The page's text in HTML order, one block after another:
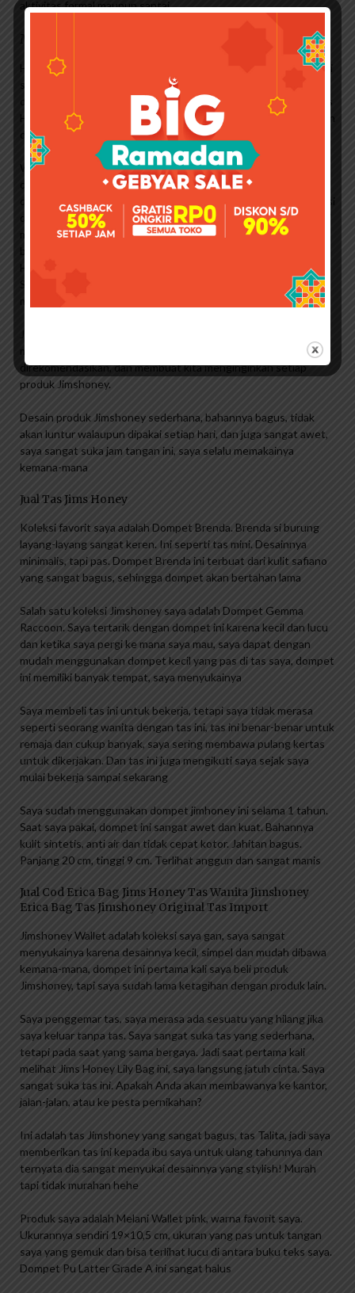
aktivitas formal maupun santai.
Hingga saat ini distribusi Jims Honey telah berkembang pesat di
seluruh Indonesia, dengan lebih dari 50.000 pengecer online
dari Sabang hingga Merauke. Perkembangan ini menjadikan Jims
Honey sebagai merek fashion online nomor satu di pasar tas dan
dompet kulit lokal di Indonesia.
Website resmi distributor dan supplier produk Jims Honey asli
dan terpercaya. Kami menjual berbagai macam tas wanita,
dompet wanita dan jam tangan. Kami ingin menghadirkan inovasi
dan memperkenalkan cara berpikir baru terhadap tren saat ini di
mana setiap wanita Indonesia dapat menikmati produk
Honey terkenal dengan produknya yang sangat fashionable.
Subjek yang lucu dan imut, tetapi ada juga yang sederhana dan
menonjolkan sisi elegan seorang wanita.
Jimshoney pertama saya bernama Dompet Amalia. Selain
memiliki banyak bahan, dompet ini sangat bagus dan sangat
direkomendasikan, dan membuat kita menginginkan setiap
produk Jimshoney.
Desain produk Jimshoney sederhana, bahannya bagus, tidak
akan luntur walaupun dipakai setiap hari, dan juga sangat awet,
saya sangat suka jam tangan ini, saya selalu memakainya
kemana-mana
Jual Tas Jims Honey
Koleksi favorit saya adalah Dompet Brenda. Brenda si burung
layang-layang sangat keren. Ini seperti tas mini. Desainnya
minimalis, tapi pas. Dompet Brenda ini terbuat dari kulit safiano
yang sangat bagus, sehingga dompet akan bertahan lama
Salah satu koleksi Jimshoney saya adalah Dompet Gemma
Raccoon. Saya tertarik dengan dompet ini karena kecil dan lucu
dan ketika saya pergi ke mana saya mau, saya dapat dengan
mudah menggunakan dompet kecil yang pas di tas saya, dompet
ini memiliki banyak tempat, saya menyukainya
Saya membeli tas ini untuk bekerja, tetapi saya tidak merasa
seperti seorang wanita dengan tas ini, tas ini benar-benar untuk
remaja dan cukup banyak, saya sering membawa pulang kertas
untuk dikerjakan. Dan tas ini juga mengikuti saya sejak saya
mulai bekerja sampai sekarang
Saya sudah menggunakan dompet jimhoney ini selama 1 tahun.
Saat saya pakai, dompet ini sangat awet dan kuat. Bahannya
kulit sintetis, anti air dan tidak cepat kotor. Jahitan bagus.
Panjang 20 cm, tinggi 9 cm. Terlihat anggun dan sangat manis
Jual Cod Erica Bag Jims Honey Tas Wanita Jimshoney
Erica Bag Tas Jimshoney Original Tas Import
Jimshoney Wallet adalah koleksi saya gan, saya sangat
menyukainya karena desainnya kecil, simpel dan mudah dibawa
kemana-mana, dompet ini pertama kali saya beli produk
Jimshoney, tapi saya sudah lama ketagihan dengan produk lain.
Saya penggemar tas, saya merasa ada sesuatu yang hilang jika
saya keluar tanpa tas. Saya sangat suka tas yang sederhana,
tetapi pada saat yang sama bergaya. Jadi saat pertama kali
melihat Jims Honey Lily Bag ini, saya langsung jatuh cinta. Saya
sangat suka tas ini. Apakah Anda akan membawanya ke kantor,
jalan-jalan, atau ke pesta pernikahan?
Ini adalah tas Jimshoney yang sangat bagus, tas Talita, jadi saya
memberikan tas ini kepada ibu saya untuk ulang tahunnya dan
ternyata dia sangat menyukai desainnya yang stylish! Murah
tapi tidak murahan hehe
Produk saya adalah Melani Wallet pink, warna favorit saya.
Ukurannya sendiri 19×10,5 cm, ukuran yang pas untuk tangan
saya yang gemuk dan bisa terlihat lucu di antara buku teks saya.
Dompet Pu Latter Grade A ini sangat halus